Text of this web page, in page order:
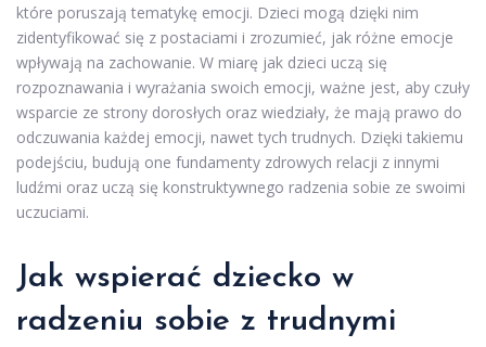
które poruszają tematykę emocji. Dzieci mogą dzięki nim
zidentyfikować się z postaciami i zrozumieć, jak różne emocje
wpływają na zachowanie. W miarę jak dzieci uczą się
rozpoznawania i wyrażania swoich emocji, ważne jest, aby czuły
wsparcie ze strony dorosłych oraz wiedziały, że mają prawo do
odczuwania każdej emocji, nawet tych trudnych. Dzięki takiemu
podejściu, budują one fundamenty zdrowych relacji z innymi
ludźmi oraz uczą się konstruktywnego radzenia sobie ze swoimi
uczuciami.
Jak wspierać dziecko w
radzeniu sobie z trudnymi